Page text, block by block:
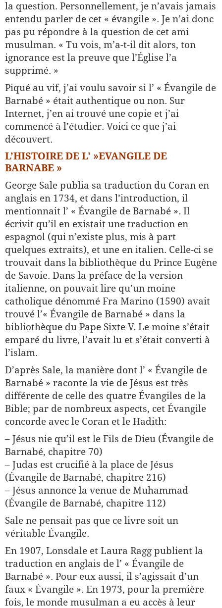
la question. Personnellement, je n’avais jamais
entendu parler de cet « évangile ». Je n’ai donc
pas pu répondre à la question de cet ami
musulman. « Tu vois, m’a-t-il dit alors, ton
ignorance est la preuve que l’Église l’a
supprimé. »
Piqué au vif, j’ai voulu savoir si l’ « Évangile de
Barnabé » était authentique ou non. Sur
Internet, j’en ai trouvé une copie et j’ai
commencé à l’étudier. Voici ce que j’ai
découvert.
L’HISTOIRE DE L' »EVANGILE DE
BARNABE »
George Sale publia sa traduction du Coran en
anglais en 1734, et dans l’introduction, il
mentionnait l’ « Évangile de Barnabé ». Il
écrivit qu’il en existait une traduction en
espagnol (qui n’existe plus, mis à part
quelques extraits), et une en italien. Celle-ci se
trouvait dans la bibliothèque du Prince Eugène
de Savoie. Dans la préface de la version
italienne, on pouvait lire qu’un moine
catholique dénommé Fra Marino (1590) avait
trouvé l’« Évangile de Barnabé » dans la
bibliothèque du Pape Sixte V. Le moine s’était
emparé du livre, l’avait lu et s’était converti à
l’islam.
D’après Sale, la manière dont l’ « Évangile de
Barnabé » raconte la vie de Jésus est très
différente de celle des quatre Évangiles de la
Bible; par de nombreux aspects, cet Évangile
concorde avec le Coran et le Hadith:
– Jésus nie qu’il est le Fils de Dieu (Évangile de
Barnabé, chapitre 70)
– Judas est crucifié à la place de Jésus
(Évangile de Barnabé, chapitre 216)
– Jésus annonce la venue de Muhammad
(Évangile de Barnabé, chapitre 112)
Sale ne pensait pas que ce livre soit un
véritable Évangile.
En 1907, Lonsdale et Laura Ragg publient la
traduction en anglais de l’ « Évangile de
Barnabé ». Pour eux aussi, il s’agissait d’un
faux « Évangile ». En 1973, pour la première
fois, le monde musulman a eu accès à leur